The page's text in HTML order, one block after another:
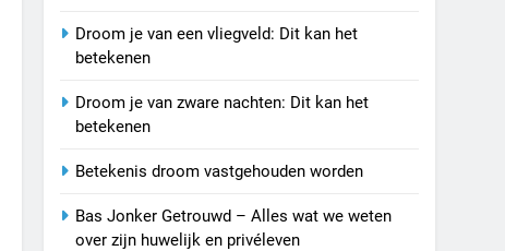
Droom je van een vliegveld: Dit kan het
betekenen
Droom je van zware nachten: Dit kan het
betekenen
Betekenis droom vastgehouden worden
Bas Jonker Getrouwd – Alles wat we weten
over zijn huwelijk en privéleven